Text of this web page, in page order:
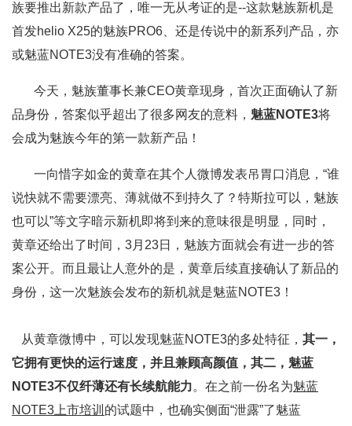
族要推出新款产品了，唯一无从考证的是--这款魅族新机是
首发helio X25的魅族PRO6、还是传说中的新系列产品，亦
或魅蓝NOTE3没有准确的答案。
今天，魅族董事长兼CEO黄章现身，首次正面确认了新
品身份，答案似乎超出了很多网友的意料， 魅蓝NOTE3将
会成为魅族今年的第一款新产品！
一向惜字如金的黄章在其个人微博发表吊胃口消息，“谁
说快就不需要漂亮、薄就做不到持久了？特斯拉可以，魅族
也可以”等文字暗示新机即将到来的意味很是明显，同时，
黄章还给出了时间，3月23日，魅族方面就会有进一步的答
案公开。而且最让人意外的是，黄章后续直接确认了新品的
身份，这一次魅族会发布的新机就是魅蓝NOTE3！
从黄章微博中，可以发现魅蓝NOTE3的多处特征， 其一，
它拥有更快的运行速度，并且兼顾高颜值，其二，魅蓝
NOTE3不仅纤薄还有长续航能力。在之前一份名为魅蓝
NOTE3上市培训 的试题中，也确实侧面“泄露”了魅蓝